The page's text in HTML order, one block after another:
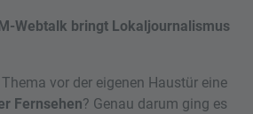
Webtalk bringt Lokaljournalismus
vor der eigenen Haustür eine
Fernsehen? Genau darum ging es